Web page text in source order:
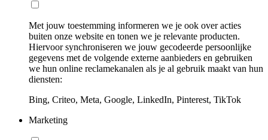
Met jouw toestemming informeren we je ook over acties
buiten onze website en tonen we je relevante producten.
Hiervoor synchroniseren we jouw gecodeerde persoonlijke
gegevens met de volgende externe aanbieders en gebruiken
we hun online reclamekanalen als je al gebruik maakt van hun
diensten:
Bing, Criteo, Meta, Google, LinkedIn, Pinterest, TikTok
Marketing